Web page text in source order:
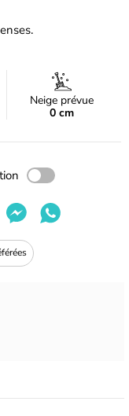
Neige prévue
0 cm